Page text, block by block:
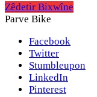
Zêdetir Bixwîne
Parve Bike
Facebook
Twitter
Stumbleupon
LinkedIn
Pinterest